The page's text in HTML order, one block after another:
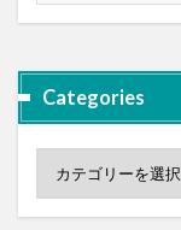
Categories